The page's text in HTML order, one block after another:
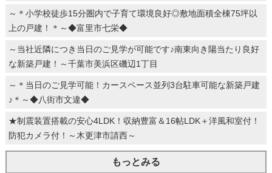
～＊小学校徒歩15分圏内で子育て環境良好◎敷地面積全棟75坪以
上の戸建！＊～◆富里市七栄◆
～当社近隣につき当日のご見学が可能です♪南東向き陽当たり良好
な新築戸建！～千葉市美浜区磯辺1丁目
～＊当日のご見学可能！カースペース並列3台駐車可能な新築戸建
♪＊～◆八街市文違◆
★制震装置搭載の安心4LDK！収納豊富＆16帖LDK＋洋風和室付！
防犯カメラ付！～木更津市請西～
もっとみる